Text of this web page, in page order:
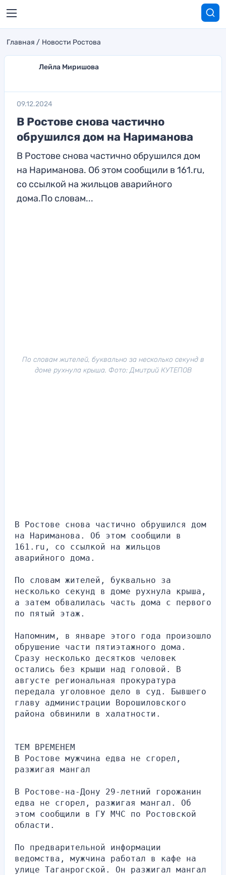
Главная Новости Ростова
Лейла Миришова
09.12.2024
В Ростове снова частично
обрушился дом на Нариманова
В Ростове снова частично обрушился дом
на Нариманова. Об этом сообщили в 161.ru,
со ссылкой на жильцов аварийного
дома.По словам...
По словам жителей, буквально за несколько секунд в
доме рухнула крыша. Фото: Дмитрий КУТЕПОВ
В Ростове снова частично обрушился дом
на Нариманова. Об этом сообщили в
161.ru, со ссылкой на жильцов
аварийного дома.
По словам жителей, буквально за
несколько секунд в доме рухнула крыша,
а затем обвалилась часть дома с первого
по пятый этаж.
Напомним, в январе этого года произошло
обрушение части пятиэтажного дома.
Сразу несколько десятков человек
остались без крыши над головой. В
августе региональная прокуратура
передала уголовное дело в суд. Бывшего
главу администрации Ворошиловского
района обвинили в халатности.
ТЕМ ВРЕМЕНЕМ
В Ростове мужчина едва не сгорел,
разжигая мангал
В Ростове-на-Дону 29-летний горожанин
едва не сгорел, разжигая мангал. Об
этом сообщили в ГУ МЧС по Ростовской
области.
По предварительной информации
ведомства, мужчина работал в кафе на
улице Таганрогской. Он разжигал мангал